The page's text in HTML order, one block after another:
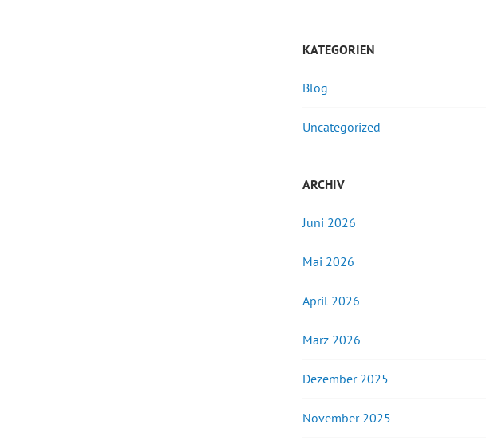
KATEGORIEN
Blog
Uncategorized
ARCHIV
Juni 2026
Mai 2026
April 2026
März 2026
Dezember 2025
November 2025